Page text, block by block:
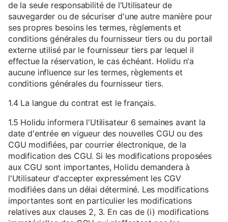
de la seule responsabilité de l'Utilisateur de
sauvegarder ou de sécuriser d'une autre manière pour
ses propres besoins les termes, règlements et
conditions générales du fournisseur tiers ou du portail
externe utilisé par le fournisseur tiers par lequel il
effectue la réservation, le cas échéant. Holidu n'a
aucune influence sur les termes, règlements et
conditions générales du fournisseur tiers.
1.4 La langue du contrat est le français.
1.5 Holidu informera l'Utilisateur 6 semaines avant la
date d'entrée en vigueur des nouvelles CGU ou des
CGU modifiées, par courrier électronique, de la
modification des CGU. Si les modifications proposées
aux CGU sont importantes, Holidu demandera à
l'Utilisateur d'accepter expressément les CGV
modifiées dans un délai déterminé. Les modifications
importantes sont en particulier les modifications
relatives aux clauses 2, 3. En cas de (i) modifications